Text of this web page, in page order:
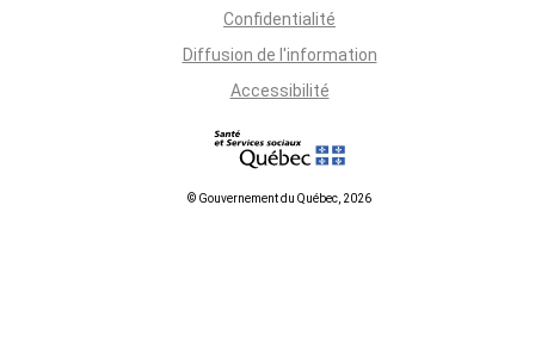
Confidentialité
Diffusion de l'information
Accessibilité
© Gouvernement du Québec, 2026